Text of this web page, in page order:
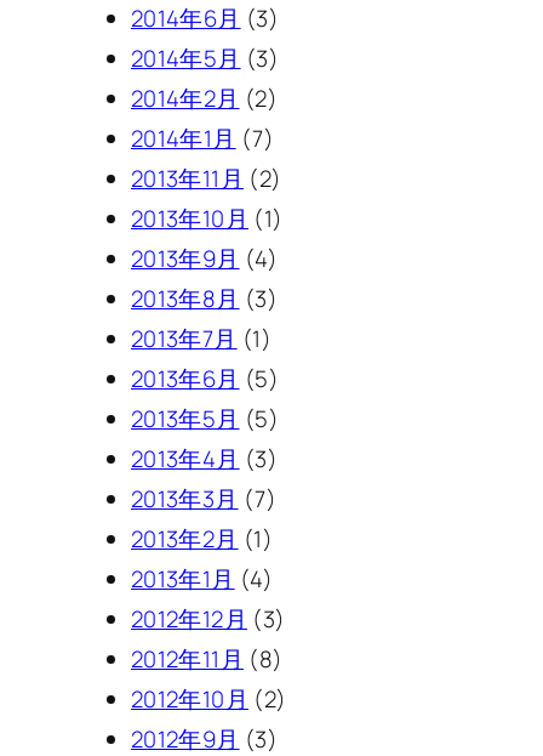
2014年6月 (3)
2014年5月 (3)
2014年2月 (2)
2014年1月 (7)
2013年11月 (2)
2013年10月 (1)
2013年9月 (4)
2013年8月 (3)
2013年7月 (1)
2013年6月 (5)
2013年5月 (5)
2013年4月 (3)
2013年3月 (7)
2013年2月 (1)
2013年1月 (4)
2012年12月 (3)
2012年11月 (8)
2012年10月 (2)
2012年9月 (3)